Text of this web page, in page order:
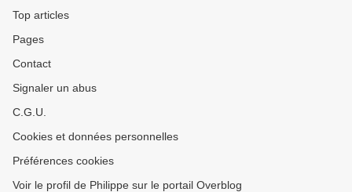
Top articles
Pages
Contact
Signaler un abus
C.G.U.
Cookies et données personnelles
Préférences cookies
Voir le profil de Philippe sur le portail Overblog